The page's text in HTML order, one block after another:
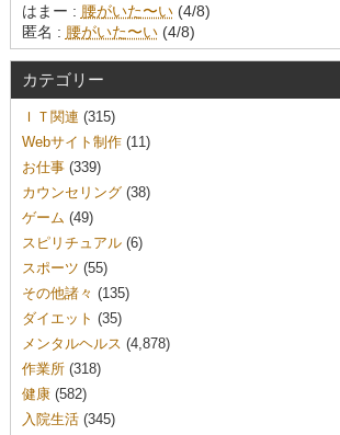
はまー : 腰がいた〜い(4/8)
匿名 : 腰がいた〜い(4/8)
カテゴリー
ＩＴ関連 (315)
Webサイト制作(11)
お仕事(339)
カウンセリング(38)
ゲーム (49)
スピリチュアル(6)
スポーツ (55)
その他諸々 (135)
ダイエット (35)
メンタルヘルス (4,878)
作業所(318)
健康(582)
入院生活(345)